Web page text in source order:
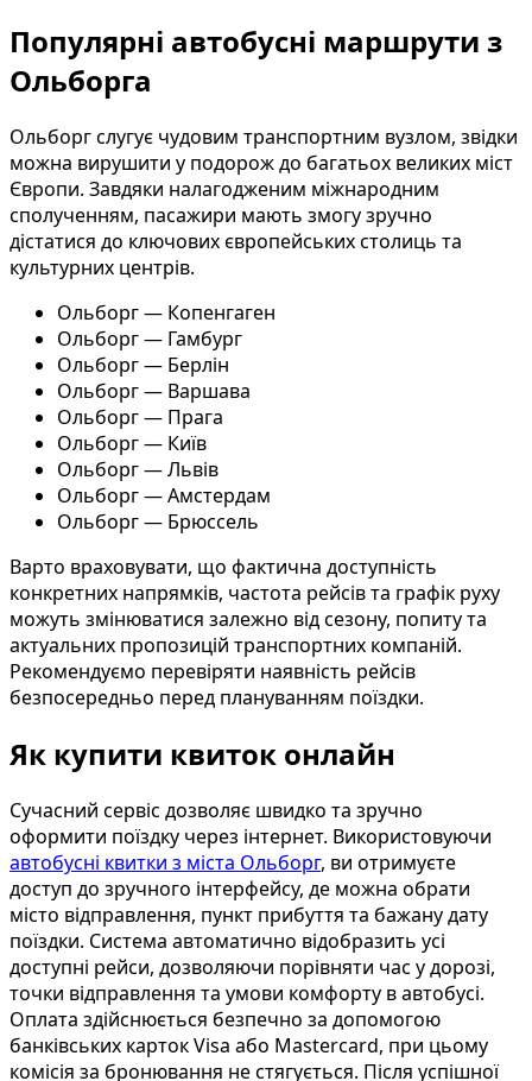
Популярні автобусні маршрути з
Ольборга
Ольборг слугує чудовим транспортним вузлом, звідки
можна вирушити у подорож до багатьох великих міст
Європи. Завдяки налагодженим міжнародним
сполученням, пасажири мають змогу зручно
дістатися до ключових європейських столиць та
культурних центрів.
Ольборг — Копенгаген
Ольборг — Гамбург
Ольборг — Берлін
Ольборг — Варшава
Ольборг — Прага
Ольборг — Київ
Ольборг — Львів
Ольборг — Амстердам
Ольборг — Брюссель
Варто враховувати, що фактична доступність
конкретних напрямків, частота рейсів та графік руху
можуть змінюватися залежно від сезону, попиту та
актуальних пропозицій транспортних компаній.
Рекомендуємо перевіряти наявність рейсів
безпосередньо перед плануванням поїздки.
Як купити квиток онлайн
Сучасний сервіс дозволяє швидко та зручно
оформити поїздку через інтернет. Використовуючи
автобусні квитки з міста Ольборг, ви отримуєте
доступ до зручного інтерфейсу, де можна обрати
місто відправлення, пункт прибуття та бажану дату
поїздки. Система автоматично відобразить усі
доступні рейси, дозволяючи порівняти час у дорозі,
точки відправлення та умови комфорту в автобусі.
Оплата здійснюється безпечно за допомогою
банківських карток Visa або Mastercard, при цьому
комісія за бронювання не стягується. Після успішної